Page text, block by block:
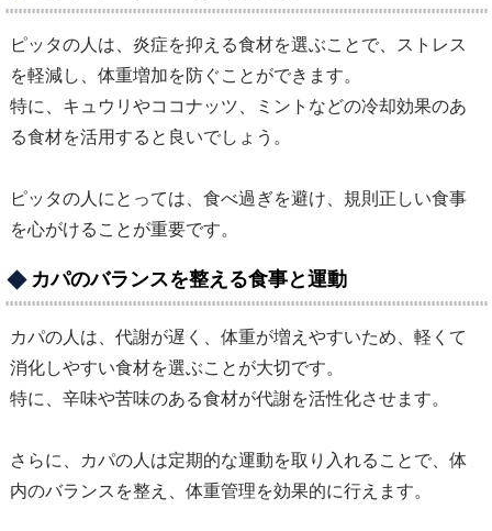
ピッタの人は、炎症を抑える食材を選ぶことで、ストレス
を軽減し、体重増加を防ぐことができます。
特に、キュウリやココナッツ、ミントなどの冷却効果のあ
る食材を活用すると良いでしょう。
ピッタの人にとっては、食べ過ぎを避け、規則正しい食事
を心がけることが重要です。
カパのバランスを整える食事と運動
カパの人は、代謝が遅く、体重が増えやすいため、軽くて
消化しやすい食材を選ぶことが大切です。
特に、辛味や苦味のある食材が代謝を活性化させます。
さらに、カパの人は定期的な運動を取り入れることで、体
内のバランスを整え、体重管理を効果的に行えます。